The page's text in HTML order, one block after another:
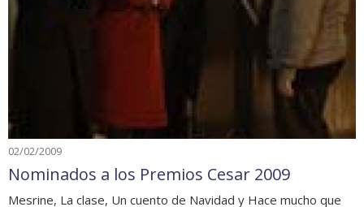
02/02/2009
Nominados a los Premios Cesar 2009
Mesrine, La clase, Un cuento de Navidad y Hace mucho que